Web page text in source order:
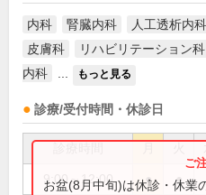
内科 腎臓内科 人工透析内科
皮膚科
リハビリテーション科
内科
もっと見る
診療/受付時間・休診日
9:00～12:00 ● ●
お盆(8月中旬)は休診・休業